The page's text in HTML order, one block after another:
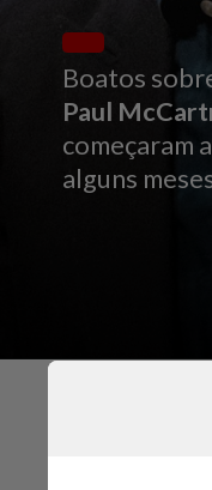
Boatos
Paul
começaram
alguns